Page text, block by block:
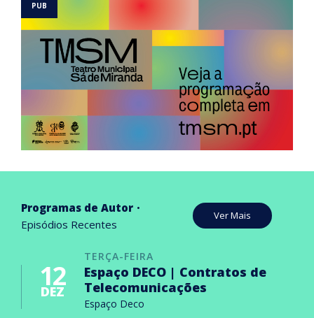
Programas de Autor
Episódios Recentes
Ver Mais
TERÇA-FEIRA
12
DEZ
Espaço DECO | Contratos de
Telecomunicações
Espaço Deco